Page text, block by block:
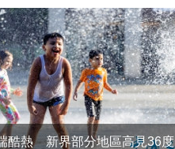
酷熱 新界部分地區高見36度